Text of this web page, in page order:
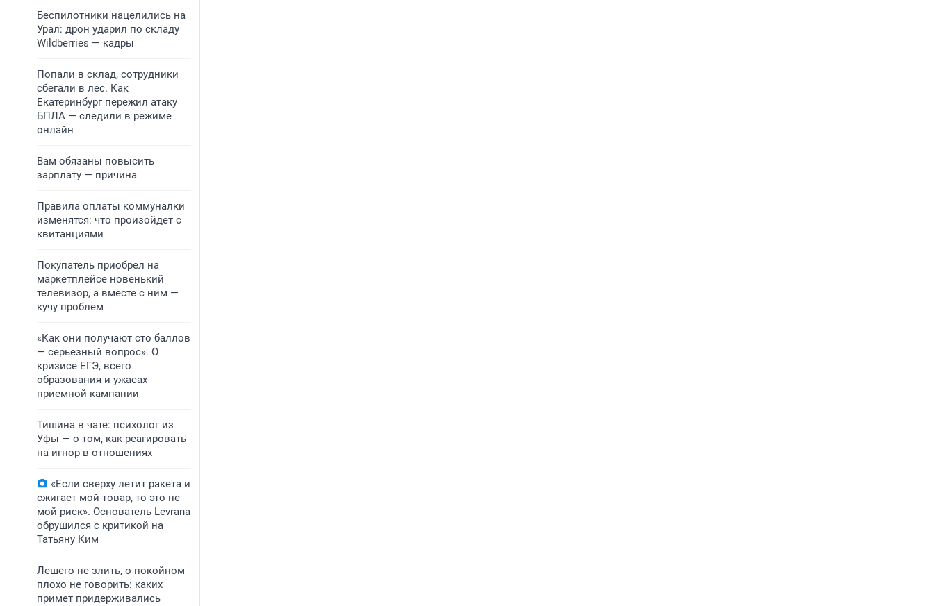
Беспилотники нацелились на
Урал: дрон ударил по складу
Wildberries — кадры
Попали в склад, сотрудники
сбегали в лес. Как
Екатеринбург пережил атаку
БПЛА — следили в режиме
онлайн
Вам обязаны повысить
зарплату — причина
Правила оплаты коммуналки
изменятся: что произойдет с
квитанциями
Покупатель приобрел на
маркетплейсе новенький
телевизор, а вместе с ним —
кучу проблем
«Как они получают сто баллов
— серьезный вопрос». О
кризисе ЕГЭ, всего
образования и ужасах
приемной кампании
Тишина в чате: психолог из
Уфы — о том, как реагировать
на игнор в отношениях
«Если сверху летит ракета и
сжигает мой товар, то это не
мой риск». Основатель Levrana
обрушился с критикой на
Татьяну Ким
Лешего не злить, о покойном
плохо не говорить: каких
примет придерживались